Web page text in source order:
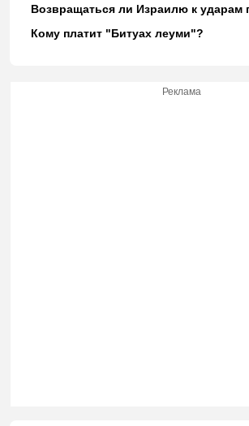
Возвращаться ли Израилю к ударам
Кому платит "Битуах леуми"?
Реклама